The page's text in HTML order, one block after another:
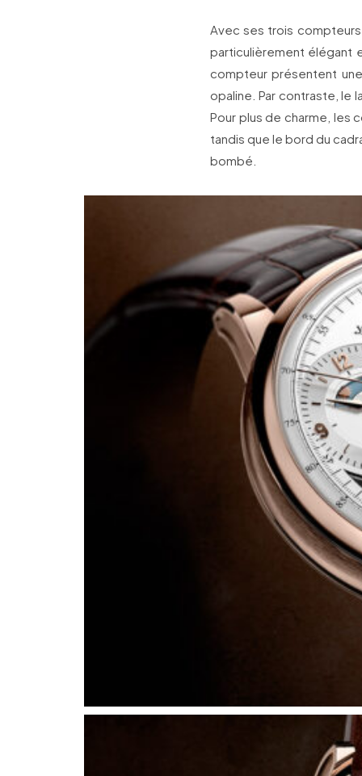
Avec ses trois
particulièrement élégant
compteur présentent
opaline. Par contraste, le
Pour plus de charme, les
tandis que le bord du
bombé.